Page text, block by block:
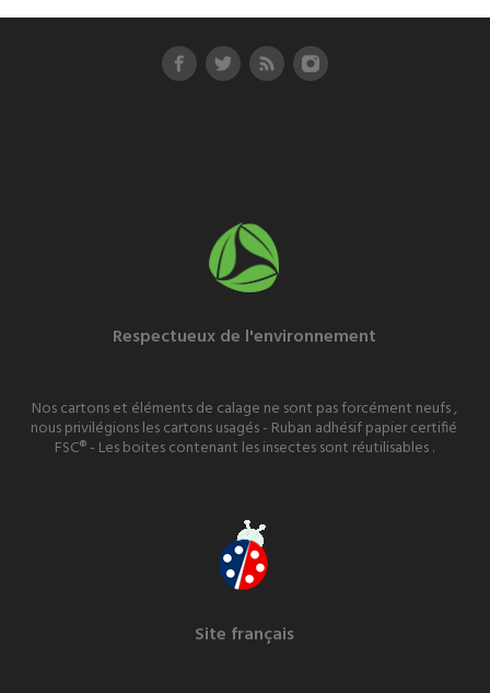
Respectueux de l'environnement
Nos cartons et éléments de calage ne sont pas forcément neufs ,
nous privilégions les cartons usagés - Ruban adhésif papier certifié
FSC® - Les boites contenant les insectes sont réutilisables .
Site français